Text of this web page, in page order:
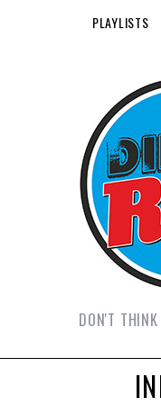
PLAYLISTS
DON'T